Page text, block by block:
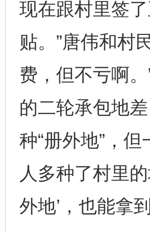
现在跟村里签
贴。”唐伟和村
费，但不亏啊。
的二轮承包地
种“册外地”，
人多种了村里
外地’，也能拿